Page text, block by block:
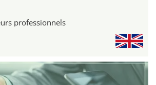
professionnels